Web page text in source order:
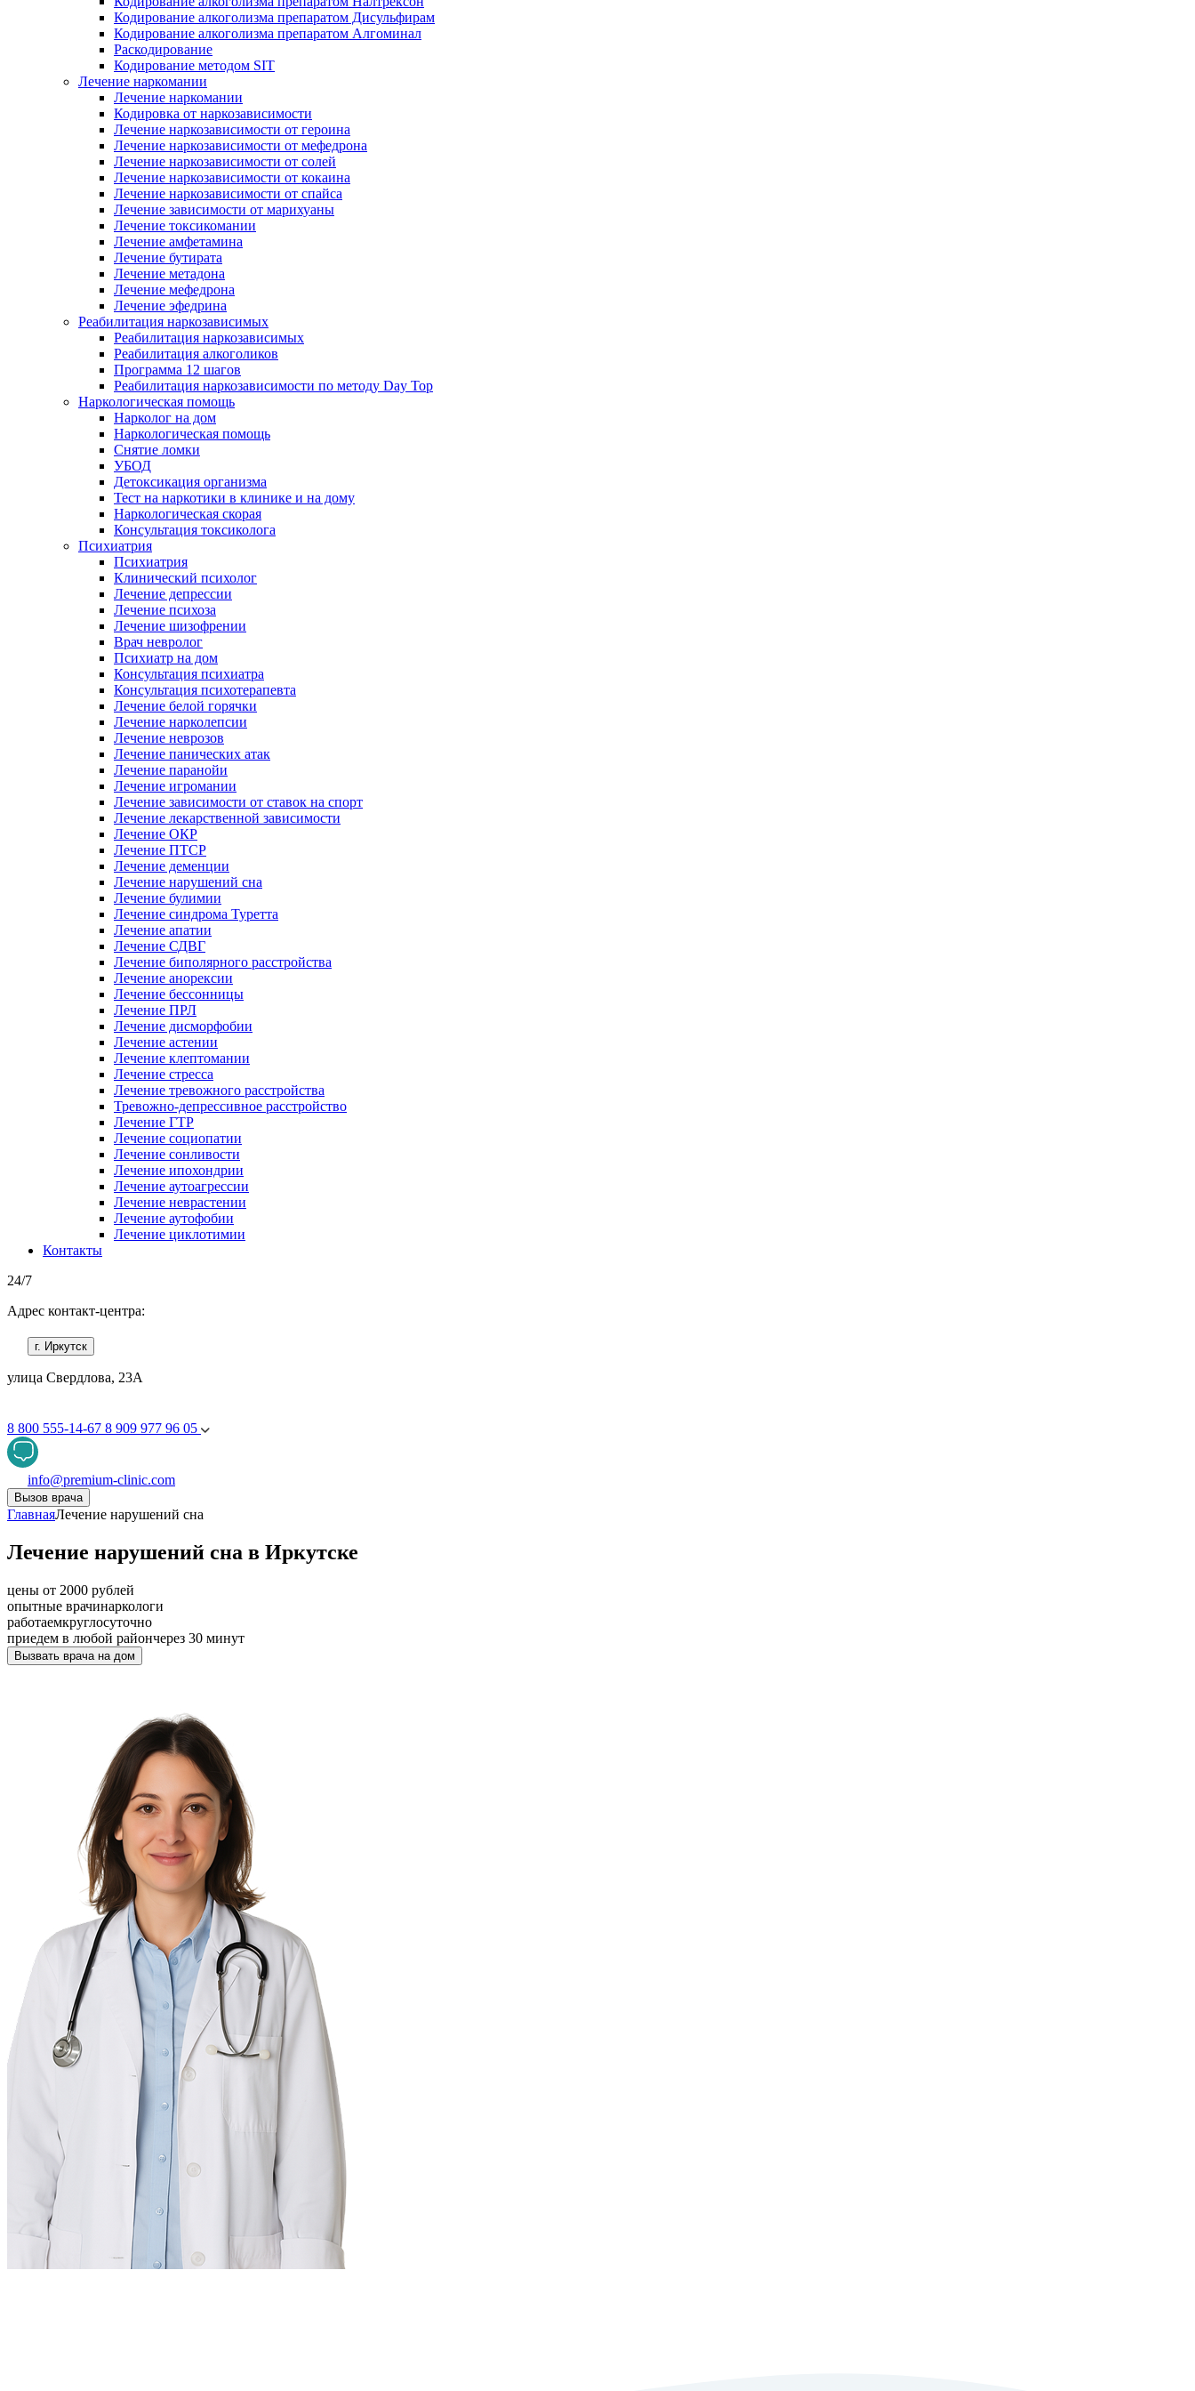
Кодирование алкоголизма препаратом Дисульфирам
Кодирование алкоголизма препаратом Алгоминал
Раскодирование
Кодирование методом SIT
Лечение наркомании
Лечение наркомании
Кодировка от наркозависимости
Лечение наркозависимости от героина
Лечение наркозависимости от мефедрона
Лечение наркозависимости от солей
Лечение наркозависимости от кокаина
Лечение наркозависимости от спайса
Лечение зависимости от марихуаны
Лечение токсикомании
Лечение амфетамина
Лечение бутирата
Лечение метадона
Лечение мефедрона
Лечение эфедрина
Реабилитация наркозависимых
Реабилитация наркозависимых
Реабилитация алкоголиков
Программа 12 шагов
Реабилитация наркозависимости по методу Day Top
Наркологическая помощь
Нарколог на дом
Наркологическая помощь
Снятие ломки
УБОД
Детоксикация организма
Тест на наркотики в клинике и на дому
Наркологическая скорая
Консультация токсиколога
Психиатрия
Психиатрия
Клинический психолог
Лечение депрессии
Лечение психоза
Лечение шизофрении
Врач невролог
Психиатр на дом
Консультация психиатра
Консультация психотерапевта
Лечение белой горячки
Лечение нарколепсии
Лечение неврозов
Лечение панических атак
Лечение паранойи
Лечение игромании
Лечение зависимости от ставок на спорт
Лечение лекарственной зависимости
Лечение ОКР
Лечение ПТСР
Лечение деменции
Лечение нарушений сна
Лечение булимии
Лечение синдрома Туретта
Лечение апатии
Лечение СДВГ
Лечение биполярного расстройства
Лечение анорексии
Лечение бессонницы
Лечение ПРЛ
Лечение дисморфобии
Лечение астении
Лечение клептомании
Лечение стресса
Лечение тревожного расстройства
Тревожно-депрессивное расстройство
Лечение ГТР
Лечение социопатии
Лечение сонливости
Лечение ипохондрии
Лечение аутоагрессии
Лечение неврастении
Лечение аутофобии
Лечение циклотимии
Контакты
24/7
Адрес контакт-центра:
г. Иркутск
улица Свердлова, 23А
8 800 555-14-67 8 909 977 96 05
info@premium-clinic.com
Вызов врача
ГлавнаяЛечение нарушений сна
Лечение нарушений сна в Иркутске
цены от 2000 рублей
опытные врачинаркологи
работаемкруглосуточно
приедем в любой райончерез 30 минут
Вызвать врача на дом